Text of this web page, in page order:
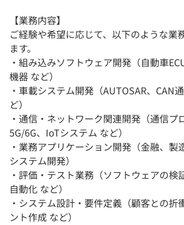
【業務内容】
ご経験や希望に応じて、以下のような業
ます。
・組み込みソフトウェア開発（自動車
機器 など）
・車載システム開発（AUTOSAR、CAN
ど）
・通信・ネットワーク関連開発（通信プ
5G/6G、IoTシステム など）
・業務アプリケーション開発（金融、製
システム開発）
・評価・テスト業務（ソフトウェアの検
自動化 など）
・システム設計・要件定義（顧客との折
ント作成 など）